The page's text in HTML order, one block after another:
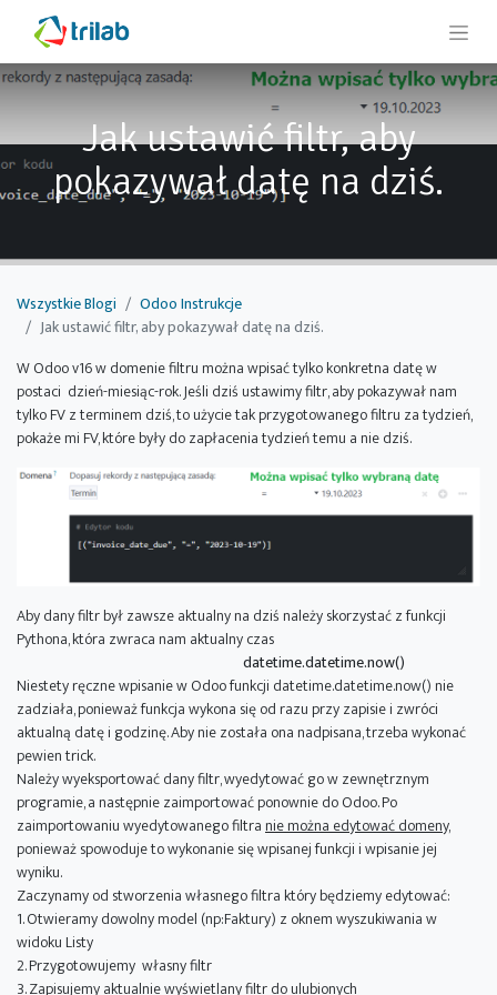
Jak ustawić filtr, aby
pokazywał datę na dziś.
Wszystkie Blogi
Odoo Instrukcje
Jak ustawić filtr, aby pokazywał datę na dziś.
W Odoo v16 w domenie filtru można wpisać tylko konkretna datę w
postaci dzień-miesiąc-rok. Jeśli dziś ustawimy filtr, aby pokazywał nam
tylko FV z terminem dziś, to użycie tak przygotowanego filtru za tydzień,
pokaże mi FV, które były do zapłacenia tydzień temu a nie dziś.
Aby dany filtr był zawsze aktualny na dziś należy skorzystać z funkcji
Pythona, która zwraca nam aktualny czas
datetime.datetime.now()
Niestety ręczne wpisanie w Odoo funkcji datetime.datetime.now() nie
zadziała, ponieważ funkcja wykona się od razu przy zapisie i zwróci
aktualną datę i godzinę. Aby nie została ona nadpisana, trzeba wykonać
pewien trick.
Należy wyeksportować dany filtr, wyedytować go w zewnętrznym
programie, a następnie zaimportować ponownie do Odoo. Po
zaimportowaniu wyedytowanego filtranie można edytować domeny,
ponieważ spowoduje to wykonanie się wpisanej funkcji i wpisanie jej
wyniku.
Zaczynamy od stworzenia własnego filtra który będziemy edytować:
1. Otwieramy dowolny model (np:Faktury) z oknem wyszukiwania w
widoku Listy
2. Przygotowujemy własny filtr
3. Zapisujemy aktualnie wyświetlany filtr do ulubionych